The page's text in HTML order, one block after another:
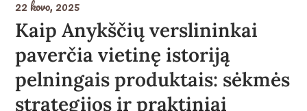
22 kovo, 2025
Kaip Anykščių verslininkai
paverčia vietinę istoriją
pelningais produktais: sėkmės
strategijos ir praktiniai